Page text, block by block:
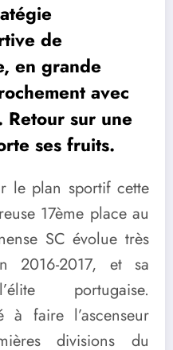
de
en grande
avec
Retour sur une
ses fruits.
le plan sportif cette
17ème place au
SC évolue très
2016-2017, et sa
portugaise.
à faire l’ascenseur
divisions du